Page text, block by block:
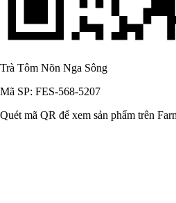
Trà Tôm Nõn Nga Sông
Mã SP: FES-568-5207
Quét mã QR để xem sản phẩm trên